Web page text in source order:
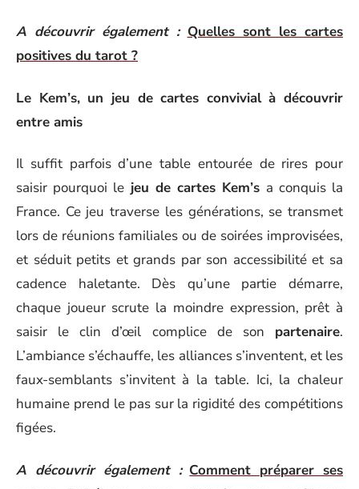
A découvrir également : Quelles sont les cartes
positives du tarot ?
Le Kem’s, un jeu de cartes convivial à découvrir
entre amis
Il suffit parfois d’une table entourée de rires pour
saisir pourquoi le jeu de cartes Kem’s a conquis la
France. Ce jeu traverse les générations, se transmet
lors de réunions familiales ou de soirées improvisées,
et séduit petits et grands par son accessibilité et sa
cadence haletante. Dès qu’une partie démarre,
chaque joueur scrute la moindre expression, prêt à
saisir le clin d’œil complice de son partenaire.
L’ambiance s’échauffe, les alliances s’inventent, et les
faux-semblants s’invitent à la table. Ici, la chaleur
humaine prend le pas sur la rigidité des compétitions
figées.
A découvrir également : Comment préparer ses